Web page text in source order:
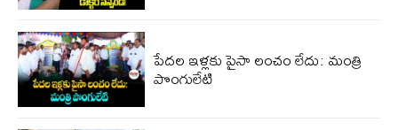
పేదల ఇళ్లకు పైసా లంచం లేదు: మంత్రి
పొంగులేటి